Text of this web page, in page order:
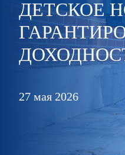
ДЕТСКОЕ
27 мая 2026